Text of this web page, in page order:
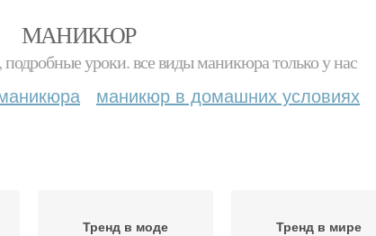
МАНИКЮР
уроки. все виды маникюра только у нас
маникюр в домашних условиях
Тренд в моде Тренд в мире